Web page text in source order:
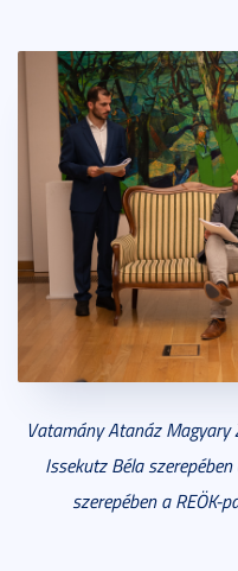
Vatamány Atanáz Magyary
Issekutz Béla
szerepében a REÖK-